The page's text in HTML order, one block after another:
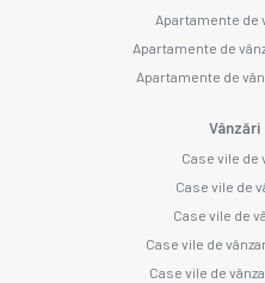
Apartamente de
Apartamente de
Apartamente de
Case vile de
Case vile de
Case vile de
Case vile de
Case vile de